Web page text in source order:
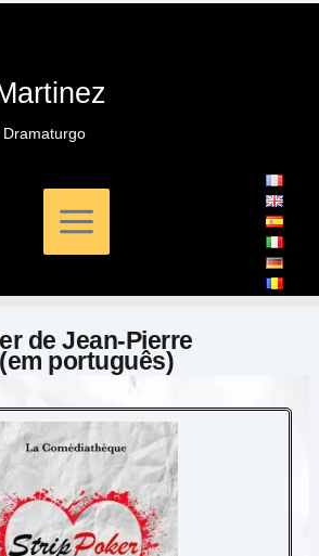
Dramaturgo
de Jean-Pierre
português)